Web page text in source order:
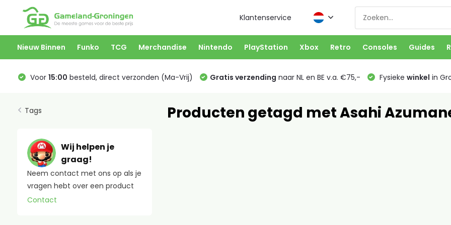
Klantenservice
Nieuw Binnen Funko TCG Merchandise Nintendo PlayStation Xbox Retro Consoles Guides
Voor 15:00 besteld, direct verzonden (Ma-Vrij) Gratis verzending naar NL en BE v.a. €75,- Fysieke winkel in
Tags
Wij helpen je
graag!
Neem contact met ons op als je
vragen hebt over een product
Contact
Producten getagd met Asahi